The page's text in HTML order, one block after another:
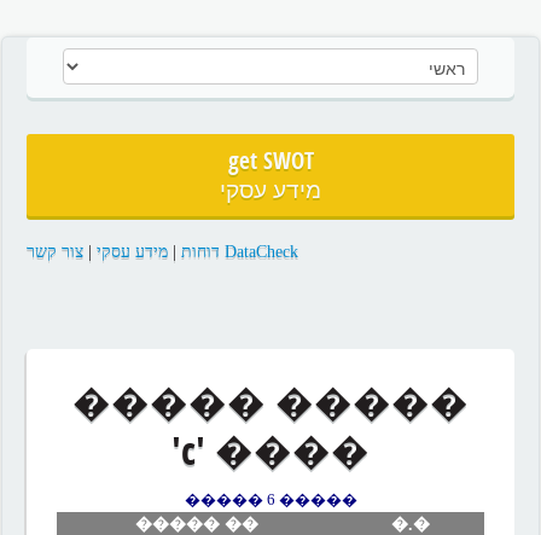
get SWOT
מידע עסקי
DataCheck דוחות | מידע עסקי| צור קשר
����� �����
���� 'c'
����� 6 �����
�.�
�� �����